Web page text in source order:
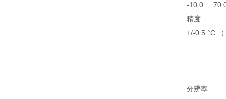
-10.0 ...
精度
+/-0.5 °C
分辨率